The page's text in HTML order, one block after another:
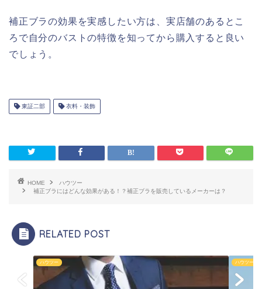
補正ブラの効果を実感したい方は、実店舗のあるとこ
ろで自分のバストの特徴を知ってから購入すると良い
でしょう。
東証二部 衣料・装飾
HOME
ハウツー
補正ブラにはどんな効果がある！？補正ブラを販売しているメーカーは？
RELATED POST
ハウツー ハウツー